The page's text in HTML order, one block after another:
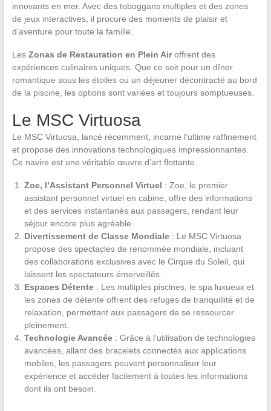
innovants en mer. Avec des toboggans multiples et des zones
de jeux interactives, il procure des moments de plaisir et
d’aventure pour toute la famille.
Les Zonas de Restauration en Plein Airoffrent des
expériences culinaires uniques. Que ce soit pour un dîner
romantique sous les étoiles ou un déjeuner décontracté au bord
de la piscine, les options sont variées et toujours somptueuses.
Le MSC Virtuosa
Le MSC Virtuosa, lancé récemment, incarne l’ultime raffinement
et propose des innovations technologiques impressionnantes.
Ce navire est une véritable œuvre d’art flottante.
Zoe, l’Assistant Personnel Virtuel : Zoe, le premier
assistant personnel virtuel en cabine, offre des informations
et des services instantanés aux passagers, rendant leur
séjour encore plus agréable.
Divertissement de Classe Mondiale: Le MSC Virtuosa
propose des spectacles de renommée mondiale, incluant
des collaborations exclusives avec le Cirque du Soleil, qui
laissent les spectateurs émerveillés.
Espaces Détente: Les multiples piscines, le spa luxueux et
les zones de détente offrent des refuges de tranquillité et de
relaxation, permettant aux passagers de se ressourcer
pleinement.
Technologie Avancée: Grâce à l’utilisation de technologies
avancées, allant des bracelets connectés aux applications
mobiles, les passagers peuvent personnaliser leur
expérience et accéder facilement à toutes les informations
dont ils ont besoin.